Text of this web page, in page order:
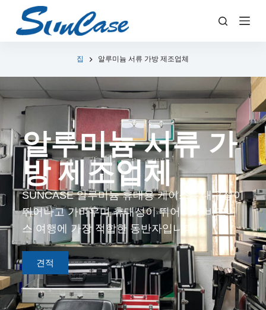
텐
건
기
집 알루미늄 서류 가방 제조업체
알루미늄 서류 가
방 제조업체
SUNCASE 알루미늄 휴대용 케이스 – 내구성이
뛰어나고 가벼우며 휴대성이 뛰어나며 비즈니
스 여행에 가장 적합한 동반자입니다!
견적